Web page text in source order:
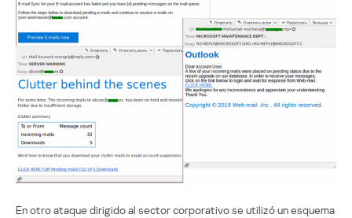
En otro ataque dirigido al sector corporativo se utilizó un esquema